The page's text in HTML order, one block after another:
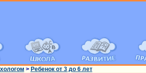
> Ребенок от 3 до 6 лет